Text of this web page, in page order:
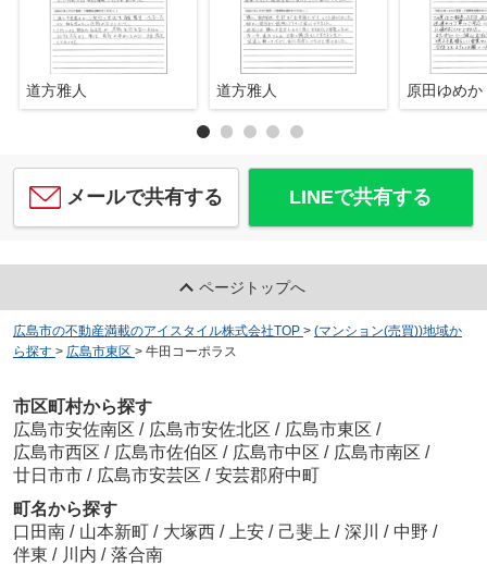
道方雅人 道方雅人 原田ゆめか
メールで共有する LINEで共有する
ページトップへ
広島市の不動産満載のアイスタイル株式会社TOP > (マンション(売買))地域か
ら探す > 広島市東区 > 牛田コーポラス
市区町村から探す
広島市安佐南区 / 広島市安佐北区 / 広島市東区 /
広島市西区 / 広島市佐伯区 / 広島市中区 / 広島市南区 /
廿日市市 / 広島市安芸区 / 安芸郡府中町
町名から探す
口田南 / 山本新町 / 大塚西 / 上安 / 己斐上 / 深川 / 中野 /
伴東 / 川内 / 落合南